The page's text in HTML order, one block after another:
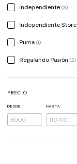
Independiente (8)
Independiente Store
Puma (1)
Regalando Pasión (2)
PRECIO
DESDE HASTA